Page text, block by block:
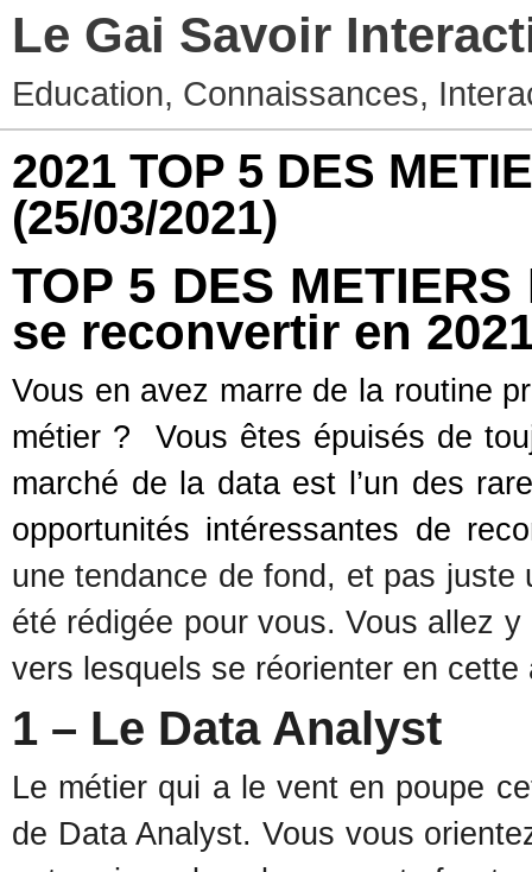
Le Gai Savoir
Education, Connaissances,
2021 TOP 5 DES
(25/03/2021)
TOP 5 DES
se reconvertir en
Vous en avez marre de la routine
métier ? Vous êtes épuisés de
marché de la data est l’un des
opportunités intéressantes de
une tendance de fond, et pas
été rédigée pour vous. Vous allez
vers lesquels se réorienter en cette
1 – Le Data Analyst
Le métier qui a le vent en poupe
de Data Analyst. Vous vous